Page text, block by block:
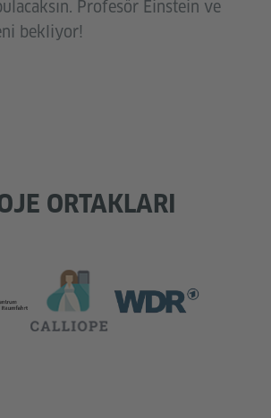
Profesör Einstein ve
bekliyor!
ORTAKLARI